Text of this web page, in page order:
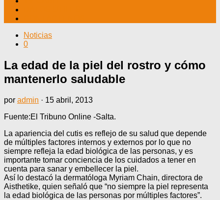
Noticias
0
La edad de la piel del rostro y cómo
mantenerlo saludable
por admin · 15 abril, 2013
Fuente:El Tribuno Online -Salta.
La apariencia del cutis es reflejo de su salud que depende
de múltiples factores internos y externos por lo que no
siempre refleja la edad biológica de las personas, y es
importante tomar conciencia de los cuidados a tener en
cuenta para sanar y embellecer la piel.
Así lo destacó la dermatóloga Myriam Chain, directora de
Aisthetike, quien señaló que “no siempre la piel representa
la edad biológica de las personas por múltiples factores”.